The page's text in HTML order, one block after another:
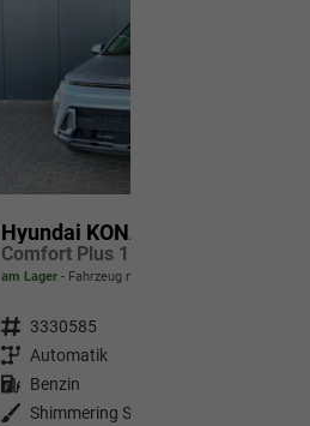
Hyundai KONA
am Lager Fahrzeug mit Tageszulassung
Fahrzeugnr. 3330585
Getriebe Automatik
Kraftstoff Benzin
Außenfarbe Shimmering Silver